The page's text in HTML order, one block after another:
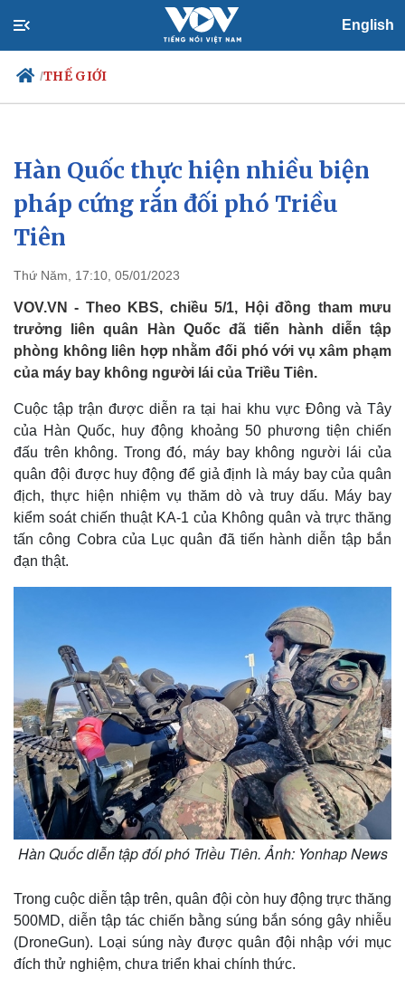
English
/THẾ GIỚI
Chính trị
Đảng
Tổ chức nhân sự
Quốc hội
Xã hội
Tin 24h
Dự báo thời tiết
Hàn Quốc thực hiện nhiều biện
pháp cứng rắn đối phó Triều
Tiên
Thứ Năm, 17:10, 05/01/2023
VOV.VN - Theo KBS, chiều 5/1, Hội đồng tham mưu
trưởng liên quân Hàn Quốc đã tiến hành diễn tập
phòng không liên hợp nhằm đối phó với vụ xâm phạm
của máy bay không người lái của Triều Tiên.
Cuộc tập trận được diễn ra tại hai khu vực Đông và Tây
của Hàn Quốc, huy động khoảng 50 phương tiện chiến
đấu trên không. Trong đó, máy bay không người lái của
quân đội được huy động để giả định là máy bay của quân
địch, thực hiện nhiệm vụ thăm dò và truy dấu. Máy bay
kiểm soát chiến thuật KA-1 của Không quân và trực thăng
tấn công Cobra của Lục quân đã tiến hành diễn tập bắn
đạn thật.
Hàn Quốc diễn tập đối phó Triều Tiên. Ảnh: Yonhap News
Trong cuộc diễn tập trên, quân đội còn huy động trực thăng
500MD, diễn tập tác chiến bằng súng bắn sóng gây nhiễu
(DroneGun). Loại súng này được quân đội nhập với mục
đích thử nghiệm, chưa triển khai chính thức.